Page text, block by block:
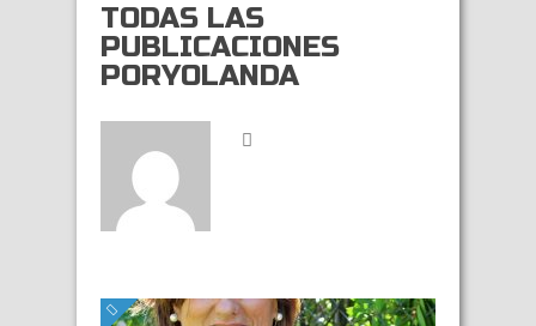
TODAS LAS
PUBLICACIONES
PORYOLANDA